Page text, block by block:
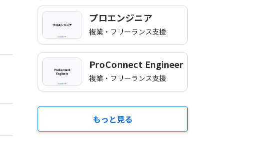
プロエンジニア
複業・フリーランス支援
ProConnect Engineer
複業・フリーランス支援
もっと見る